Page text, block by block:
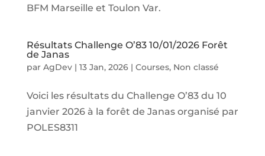
BFM Marseille et Toulon Var.
Résultats Challenge O’83 10/01/2026 Forêt
de Janas
par AgDev| 13 Jan, 2026| Courses, Non classé
Voici les résultats du Challenge O’83 du 10
janvier 2026 à la forêt de Janas organisé par
POLES8311